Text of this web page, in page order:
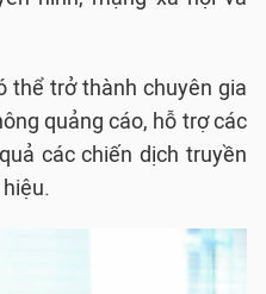
thể trở thành chuyên gia
quảng cáo, hỗ trợ các
các chiến dịch truyền